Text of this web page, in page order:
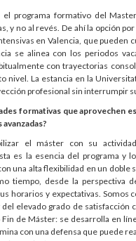
programa formativo del
y no al revés. De ahí la opción
en Valencia, que pueden
se alinea con los periodos
con trayectorias
nivel. La estancia en la
profesional sin interrumpir
formativas que aprovechen
el máster con su
es la esencia del programa y
una alta flexibilidad en un
tiempo, desde la perspectiva
horarios y expectativas.
elevado grado de
de Máster: se desarrolla en
con una defensa que puede